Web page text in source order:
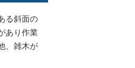
る斜面の
あり作業
、雑木が